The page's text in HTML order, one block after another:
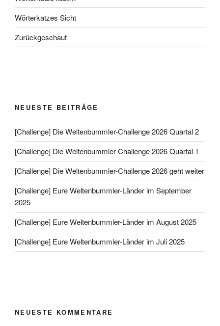
Wörterkatzes Sicht
Zurückgeschaut
NEUESTE BEITRÄGE
[Challenge] Die Weltenbummler-Challenge 2026 Quartal 2
[Challenge] Die Weltenbummler-Challenge 2026 Quartal 1
[Challenge] Die Weltenbummler-Challenge 2026 geht weiter
[Challenge] Eure Weltenbummler-Länder im September
2025
[Challenge] Eure Weltenbummler-Länder im August 2025
[Challenge] Eure Weltenbummler-Länder im Juli 2025
NEUESTE KOMMENTARE